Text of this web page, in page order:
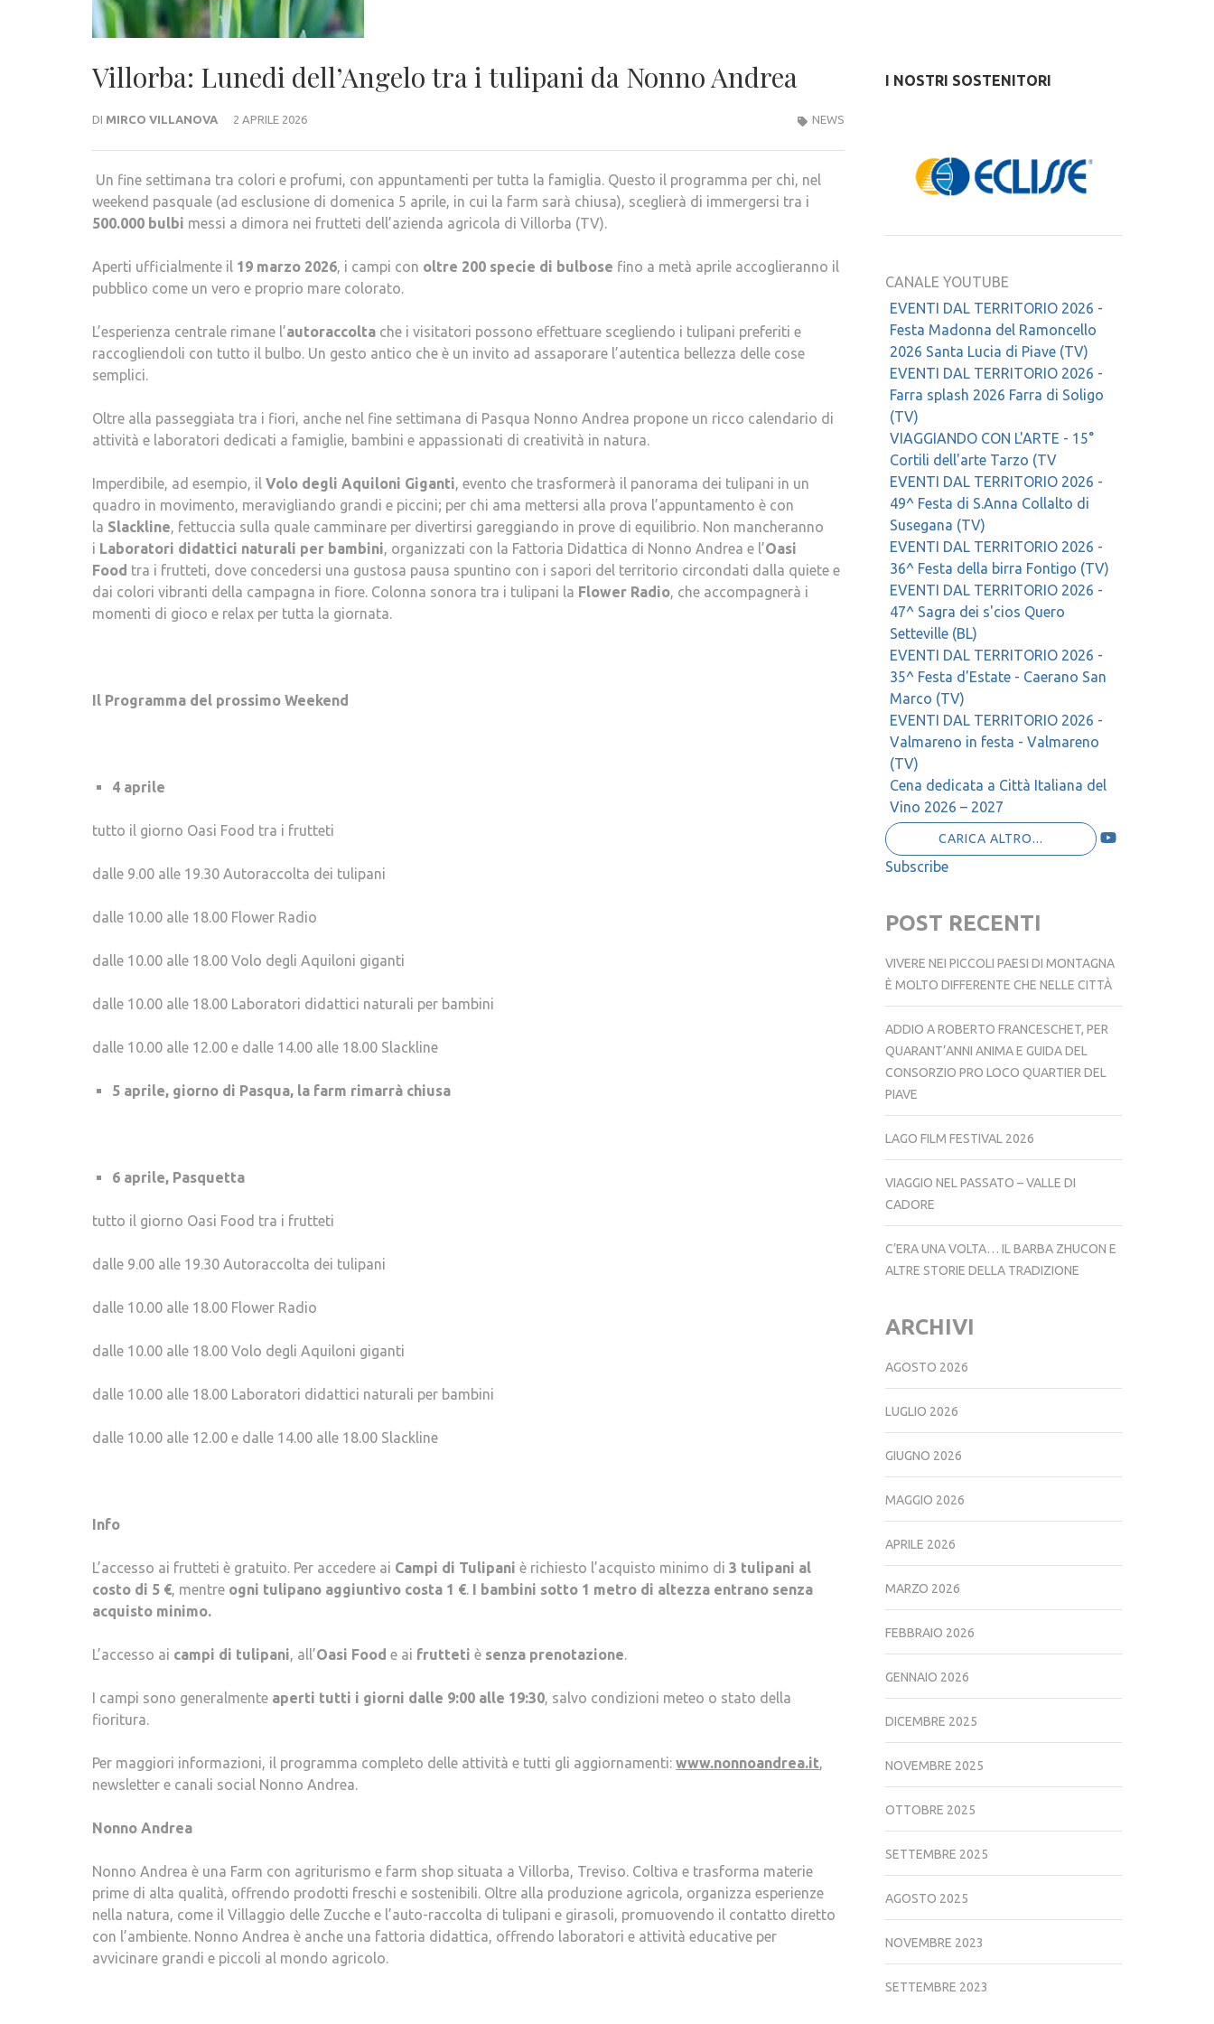
Villorba: Lunedi dell’Angelo tra i tulipani da Nonno Andrea
DI MIRCO VILLANOVA 2 APRILE 2026 NEWS
Un fine settimana tra colori e profumi, con appuntamenti per tutta la famiglia. Questo il programma per chi, nel
weekend pasquale (ad esclusione di domenica 5 aprile, in cui la farm sarà chiusa), sceglierà di immergersi tra i
500.000 bulbi messi a dimora nei frutteti dell’azienda agricola di Villorba (TV).
Aperti ufficialmente il 19 marzo 2026, i campi con oltre 200 specie di bulbose fino a metà aprile accoglieranno il
pubblico come un vero e proprio mare colorato.
L’esperienza centrale rimane l’autoraccolta che i visitatori possono effettuare scegliendo i tulipani preferiti e
raccogliendoli con tutto il bulbo. Un gesto antico che è un invito ad assaporare l’autentica bellezza delle cose
semplici.
Oltre alla passeggiata tra i fiori, anche nel fine settimana di Pasqua Nonno Andrea propone un ricco calendario di
attività e laboratori dedicati a famiglie, bambini e appassionati di creatività in natura.
Imperdibile, ad esempio, il Volo degli Aquiloni Giganti, evento che trasformerà il panorama dei tulipani in un
quadro in movimento, meravigliando grandi e piccini; per chi ama mettersi alla prova l’appuntamento è con
la Slackline, fettuccia sulla quale camminare per divertirsi gareggiando in prove di equilibrio. Non mancheranno
i Laboratori didattici naturali per bambini, organizzati con la Fattoria Didattica di Nonno Andrea e l’Oasi
Food tra i frutteti, dove concedersi una gustosa pausa spuntino con i sapori del territorio circondati dalla quiete e
dai colori vibranti della campagna in fiore. Colonna sonora tra i tulipani la Flower Radio, che accompagnerà i
momenti di gioco e relax per tutta la giornata.
Il Programma del prossimo Weekend
4 aprile
tutto il giorno Oasi Food tra i frutteti
dalle 9.00 alle 19.30 Autoraccolta dei tulipani
dalle 10.00 alle 18.00 Flower Radio
dalle 10.00 alle 18.00 Volo degli Aquiloni giganti
dalle 10.00 alle 18.00 Laboratori didattici naturali per bambini
dalle 10.00 alle 12.00 e dalle 14.00 alle 18.00 Slackline
5 aprile, giorno di Pasqua, la farm rimarrà chiusa
6 aprile, Pasquetta
tutto il giorno Oasi Food tra i frutteti
dalle 9.00 alle 19.30 Autoraccolta dei tulipani
dalle 10.00 alle 18.00 Flower Radio
dalle 10.00 alle 18.00 Volo degli Aquiloni giganti
dalle 10.00 alle 18.00 Laboratori didattici naturali per bambini
dalle 10.00 alle 12.00 e dalle 14.00 alle 18.00 Slackline
Info
L’accesso ai frutteti è gratuito. Per accedere ai Campi di Tulipani è richiesto l’acquisto minimo di 3 tulipani al
costo di 5 €, mentre ogni tulipano aggiuntivo costa 1 €. I bambini sotto 1 metro di altezza entrano senza
acquisto minimo.
L’accesso ai campi di tulipani, all’Oasi Food e ai frutteti è senza prenotazione.
I campi sono generalmente aperti tutti i giorni dalle 9:00 alle 19:30, salvo condizioni meteo o stato della
fioritura.
Per maggiori informazioni, il programma completo delle attività e tutti gli aggiornamenti: www.nonnoandrea.it,
newsletter e canali social Nonno Andrea.
Nonno Andrea
Nonno Andrea è una Farm con agriturismo e farm shop situata a Villorba, Treviso. Coltiva e trasforma materie
prime di alta qualità, offrendo prodotti freschi e sostenibili. Oltre alla produzione agricola, organizza esperienze
nella natura, come il Villaggio delle Zucche e l’auto-raccolta di tulipani e girasoli, promuovendo il contatto diretto
con l’ambiente. Nonno Andrea è anche una fattoria didattica, offrendo laboratori e attività educative per
avvicinare grandi e piccoli al mondo agricolo.
I NOSTRI SOSTENITORI
CANALE YOUTUBE
EVENTI DAL TERRITORIO 2026 -
Festa Madonna del Ramoncello
2026 Santa Lucia di Piave (TV)
EVENTI DAL TERRITORIO 2026 -
Farra splash 2026 Farra di Soligo
(TV)
VIAGGIANDO CON L'ARTE - 15°
Cortili dell'arte Tarzo (TV
EVENTI DAL TERRITORIO 2026 -
49^ Festa di S.Anna Collalto di
Susegana (TV)
EVENTI DAL TERRITORIO 2026 -
36^ Festa della birra Fontigo (TV)
EVENTI DAL TERRITORIO 2026 -
47^ Sagra dei s'cios Quero
Setteville (BL)
EVENTI DAL TERRITORIO 2026 -
35^ Festa d'Estate - Caerano San
Marco (TV)
EVENTI DAL TERRITORIO 2026 -
Valmareno in festa - Valmareno
(TV)
Cena dedicata a Città Italiana del
Vino 2026 – 2027
CARICA ALTRO...
Subscribe
POST RECENTI
VIVERE NEI PICCOLI PAESI DI MONTAGNA
È MOLTO DIFFERENTE CHE NELLE CITTÀ
ADDIO A ROBERTO FRANCESCHET, PER
QUARANT’ANNI ANIMA E GUIDA DEL
CONSORZIO PRO LOCO QUARTIER DEL
PIAVE
LAGO FILM FESTIVAL 2026
VIAGGIO NEL PASSATO – VALLE DI
CADORE
C’ERA UNA VOLTA… IL BARBA ZHUCON E
ALTRE STORIE DELLA TRADIZIONE
ARCHIVI
AGOSTO 2026
LUGLIO 2026
GIUGNO 2026
MAGGIO 2026
APRILE 2026
MARZO 2026
FEBBRAIO 2026
GENNAIO 2026
DICEMBRE 2025
NOVEMBRE 2025
OTTOBRE 2025
SETTEMBRE 2025
AGOSTO 2025
NOVEMBRE 2023
SETTEMBRE 2023